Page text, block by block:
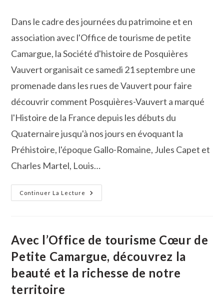
publication :
Dans le cadre des journées du patrimoine et en
association avec l'Office de tourisme de petite
Camargue, la Société d'histoire de Posquières
Vauvert organisait ce samedi 21 septembre une
promenade dans les rues de Vauvert pour faire
découvrir comment Posquières-Vauvert a marqué
l'Histoire de la France depuis les débuts du
Quaternaire jusqu'à nos jours en évoquant la
Préhistoire, l'époque Gallo-Romaine, Jules Capet et
Charles Martel, Louis…
Continuer La Lecture
Journées
Du
Rues
De
Avec
La
Société
D’Histoire
Avec l’Office de tourisme Cœur de
Petite Camargue, découvrez la
beauté et la richesse de notre
territoire